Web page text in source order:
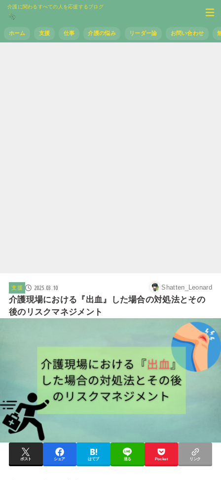
介護に関わるすべての人を応援するブログ
ホーム 支援 仕事 介護の悩み リーダー論 お問い合わせ
支援 2025.03.10 Shatten_Leonard
介護現場における『出血』した場合の対処法とその
後のリスクマネジメント
ポスト シェア はてブ 送る Pocket リンク